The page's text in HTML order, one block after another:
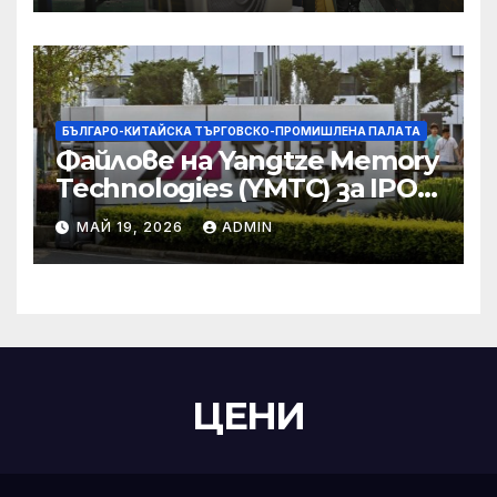
министерство
БЪЛГАРО-КИТАЙСКА ТЪРГОВСКО-ПРОМИШЛЕНА ПАЛAТА
Файлове на Yangtze Memory
Technologies (YMTC) за IPO
на STAR Market
МАЙ 19, 2026 ADMIN
ЦЕНИ